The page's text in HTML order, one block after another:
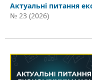
Актуальні питання
№ 23 (2026)